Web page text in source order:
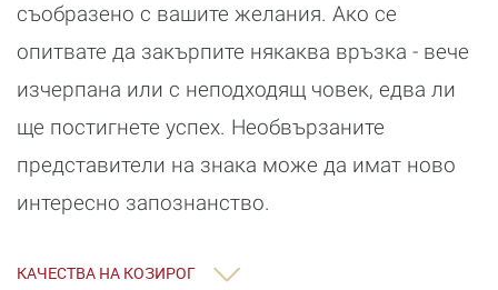
съобразено с вашите желания. Ако се
опитвате да закърпите някаква връзка - вече
изчерпана или с неподходящ човек, едва ли
ще постигнете успех. Необвързаните
представители на знака може да имат ново
интересно запознанство.
КАЧЕСТВА НА КОЗИРОГ